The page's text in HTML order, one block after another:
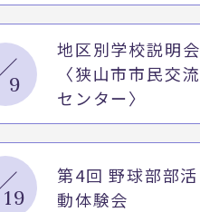
9
地区別学校説明会
〈狭山市市民交流
センター〉
19
第4回 野球部部活
動体験会